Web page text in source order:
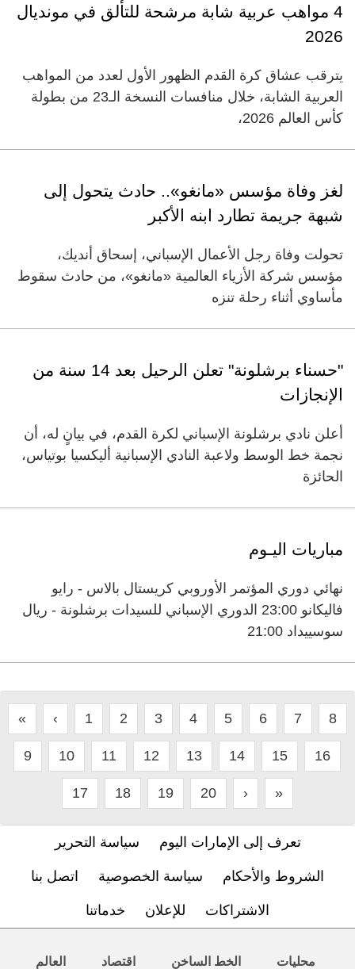
4 مواهب عربية شابة مرشحة للتألق في مونديال
2026
يترقب عشاق كرة القدم الظهور الأول لعدد من المواهب
العربية الشابة، خلال منافسات النسخة الـ23 من بطولة
كأس العالم 2026،
لغز وفاة مؤسس «مانغو».. حادث يتحول إلى
شبهة جريمة تطارد ابنه الأكبر
تحولت وفاة رجل الأعمال الإسباني، إسحاق أنديك،
مؤسس شركة الأزياء العالمية «مانغو»، من حادث سقوط
مأساوي أثناء رحلة تنزه
"حسناء برشلونة" تعلن الرحيل بعد 14 سنة من
الإنجازات
أعلن نادي برشلونة الإسباني لكرة القدم، في بيانٍ له، أن
نجمة خط الوسط ولاعبة النادي الإسبانية أليكسيا بوتياس،
الحائزة
مباريات اليـوم
نهائي دوري المؤتمر الأوروبي كريستال بالاس - رايو
فاليكانو 23:00 الدوري الإسباني للسيدات برشلونة - ريال
سوسييداد 21:00
« ‹ 1 2 3 4 5 6 7 8
9 10 11 12 13 14 15 16
17 18 19 20 › »
تعرف إلى الإمارات اليوم سياسة التحرير
الشروط والأحكام سياسة الخصوصية اتصل بنا
الاشتراكات للإعلان خدماتنا
محليات الخط الساخن اقتصاد العالم